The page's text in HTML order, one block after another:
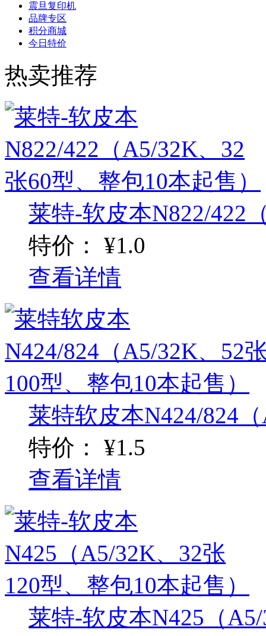
震旦复印机
品牌专区
积分商城
今日特价
热卖推荐
莱特-软皮本N822/422
特价：
¥1.0
查看详情
莱特软皮本N424/824
特价：
¥1.5
查看详情
莱特-软皮本N425（